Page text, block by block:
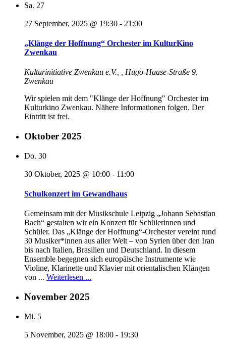
Sa. 27
27 September, 2025 @ 19:30 - 21:00
„Klänge der Hoffnung“ Orchester im KulturKino
Zwenkau
Kulturinitiative Zwenkau e.V., , Hugo-Haase-Straße 9,
Zwenkau
Wir spielen mit dem "Klänge der Hoffnung" Orchester im
Kulturkino Zwenkau. Nähere Informationen folgen. Der
Eintritt ist frei.
Oktober 2025
Do. 30
30 Oktober, 2025 @ 10:00 - 11:00
Schulkonzert im Gewandhaus
Gemeinsam mit der Musikschule Leipzig „Johann Sebastian
Bach“ gestalten wir ein Konzert für Schülerinnen und
Schüler. Das „Klänge der Hoffnung“-Orchester vereint rund
30 Musiker*innen aus aller Welt – von Syrien über den Iran
bis nach Italien, Brasilien und Deutschland. In diesem
Ensemble begegnen sich europäische Instrumente wie
Violine, Klarinette und Klavier mit orientalischen Klängen
von ... Weiterlesen ...
November 2025
Mi. 5
5 November, 2025 @ 18:00 - 19:30